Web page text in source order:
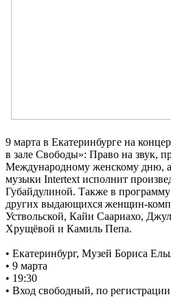
9 марта в Екатеринбурге на
в зале Свободы»: Право на звук,
Международному женскому дню,
музыки Intertext исполнит
Губайдулиной. Также в
других выдающихся женщин-
Уствольской, Кайи Саариахо,
Хрущёвой и Камиль Пепа.
• Екатеринбург, Музей Бориса
• 9 марта
• 19:30
• Вход свободный, по регистрации